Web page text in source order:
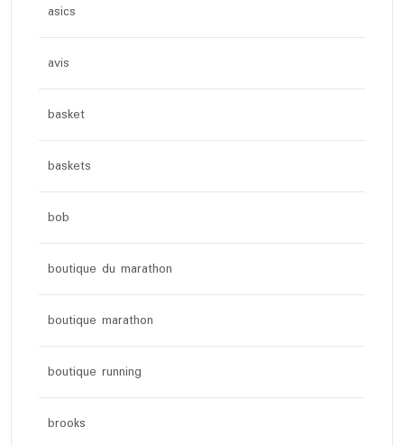
asics
avis
basket
baskets
bob
boutique du marathon
boutique marathon
boutique running
brooks